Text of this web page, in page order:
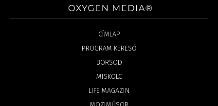
CÍMLAP
PROGRAM KERESŐ
BORSOD
MISKOLC
LIFE MAGAZIN